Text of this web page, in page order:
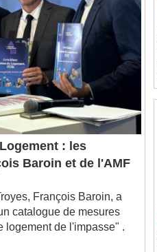
: les
Baroin et de l'AMF
François Baroin, a
catalogue de mesures
de l'impasse" .